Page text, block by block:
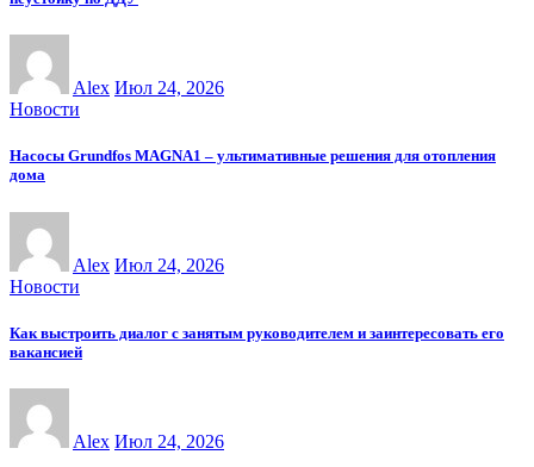
Alex Июл 24, 2026
Новости
Насосы Grundfos MAGNA1 – ультимативные решения для отопления
дома
Alex Июл 24, 2026
Новости
Как выстроить диалог с занятым руководителем и заинтересовать его
вакансией
Alex Июл 24, 2026